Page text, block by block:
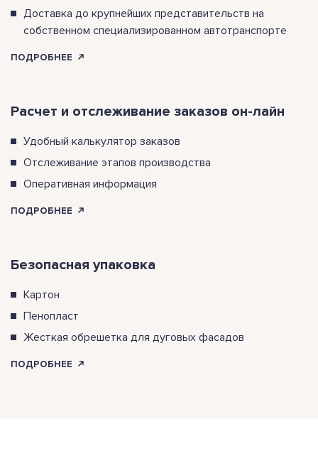
восприятие цвета и фактуры. Рассматривайте
образцы при естественном освещении,
располагая их аналогично тому, как они будут
психофизиологическими особенностями
Доставка до крупнейших представительств на
собственном специализированном автотранспорте
ПОДРОБНЕЕ
Расчет и отслеживание заказов он-лайн
Удобный калькулятор заказов
Отслеживание этапов производства
Оперативная информация
ПОДРОБНЕЕ
Безопасная упаковка
Картон
Пенопласт
Жесткая обрешетка для дуговых фасадов
ПОДРОБНЕЕ